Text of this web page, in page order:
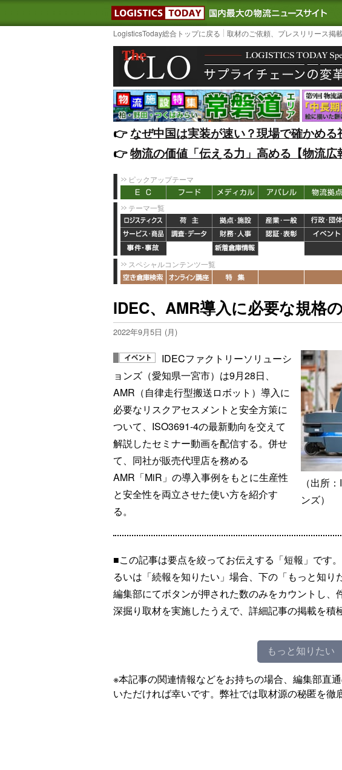
LOGISTICS TODAY｜国内最
LogisticsToday総合トップに戻る 取材のご依頼、プレスリリース掲
👉️なぜ中国は実装が速い？現場で確かめ
👉️物流の価値「伝える力」高める【物流
ピックアップテーマ
テーマ一覧
スペシャルコンテンツ一覧
IDEC、AMR導入に必要な規格
2022年9月5日 (月)
（出所
ンズ）
IDECファクトリーソリューシ
ョンズ（愛知県一宮市）は9月28日、
AMR（自律走行型搬送ロボット）導入に
必要なリスクアセスメントと安全方策に
ついて、ISO3691-4の最新動向を交えて
解説したセミナー動画を配信する。併せ
て、同社が販売代理店を務める
AMR「MiR」の導入事例をもとに生産性
と安全性を両立させた使い方を紹介す
る。
■この記事は要点を絞ってお伝えする「短報」です
るいは「続報を知りたい」場合、下の「もっと知り
編集部にてボタンが押された数のみをカウントし、
深掘り取材を実施したうえで、詳細記事の掲載を積
もっと知りたい
※本記事の関連情報などをお持ちの場合、編集部直
いただければ幸いです。弊社では取材源の秘匿を徹